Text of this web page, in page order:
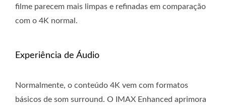
filme parecem mais limpas e refinadas em comparação
com o 4K normal.
Experiência de Áudio
Normalmente, o conteúdo 4K vem com formatos
básicos de som surround. O IMAX Enhanced aprimora